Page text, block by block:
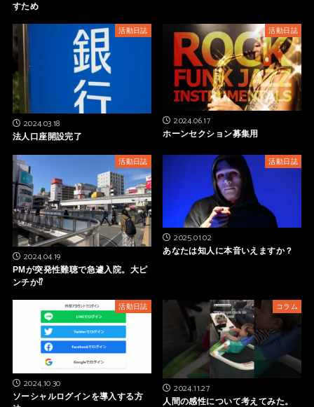
すため
活動日誌
2024.03.18
法人口座開設完了
活動日誌
2024.06.17
ホーンセクション募集用
活動日誌
2024.04.19
PMが突発性難聴で急遽入院。大ピ
ンチか⁉
活動日誌
2025.01.02
あなたは知人に本音いえますか？
活動日誌
2024.10.30
ソーシャルログインを導入する方
コラム
2024.11.27
人間の感性について考えてみた。